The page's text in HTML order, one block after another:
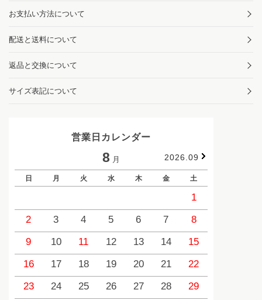
お支払い方法について
配送と送料について
返品と交換について
サイズ表記について
営業日カレンダー
8 月 2026.09
日 月 火 水 木 金 土
1
2
3 4 5 6 7
8
9
10 11 12 13 14
15
16
17 18 19 20 21
22
23
24 25 26 27 28 29